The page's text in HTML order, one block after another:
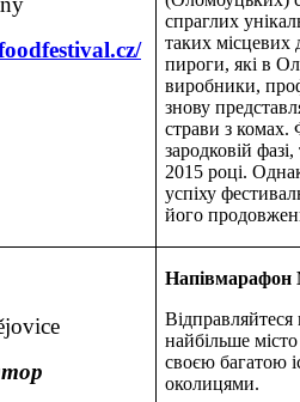
спраглих
таких місцевих
пироги, які в
виробники,
знову
страви з комах.
зародковій
2015 році.
успіху
його
Напівмарафон
найбільше
своєю багатою
околицями.